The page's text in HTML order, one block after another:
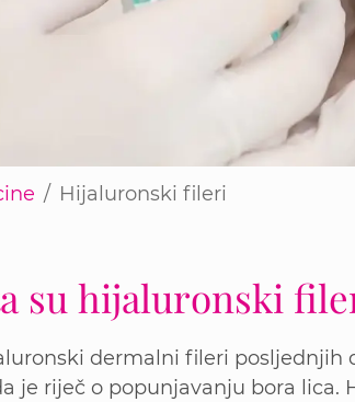
Hijaluronski fileri
su hijaluronski
dermalni fileri posljednjih
je riječ o popunjavanju bora lica.